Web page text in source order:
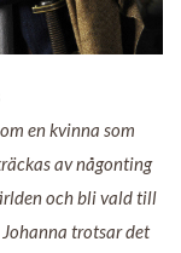
en kvinna som
av någonting
och bli vald till
trotsar det